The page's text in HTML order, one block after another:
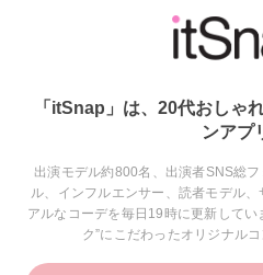
「itSnap」は、20代おしゃ
ンアプ
出演モデル約800名、出演者SNS総
ル、インフルエンサー、読者モデル
アルなコーデを毎日19時に更新してい
ク”にこだわったオリジナル